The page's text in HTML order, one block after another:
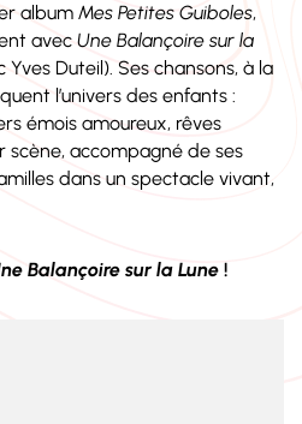
album Mes Petites Guiboles,
avec Une Balançoire sur la
Duteil). Ses chansons, à la
l’univers des enfants :
émois amoureux, rêves
scène, accompagné de ses
dans un spectacle vivant,
Balançoire sur la Lune !